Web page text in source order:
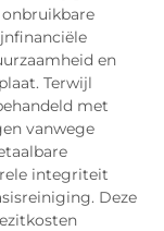
en
Terwijl
met
vanwege
integriteit
Deze